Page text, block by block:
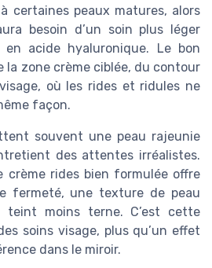
certaines peaux matures, alors
besoin d’un soin plus léger
acide hyaluronique. Le bon
la zone crème ciblée, du contour
où les rides et ridules ne
façon.
souvent une peau rajeunie
des attentes irréalistes.
crème rides bien formulée offre
fermeté, une texture de peau
moins terne. C’est cette
soins visage, plus qu’un effet
dans le miroir.